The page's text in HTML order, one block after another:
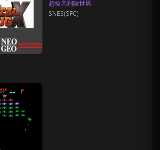
超級馬利歐世界
SNES(SFC)